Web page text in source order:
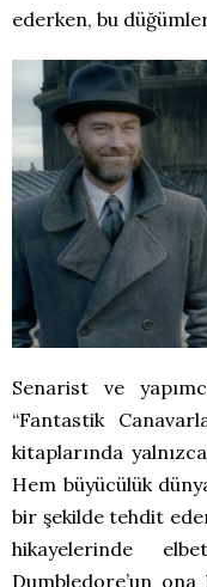
ederken, bu
Senarist ve
“Fantastik
kitaplarında
Hem büyücülük
bir şekilde tehdit
hikayelerinde
Dumbledore’un